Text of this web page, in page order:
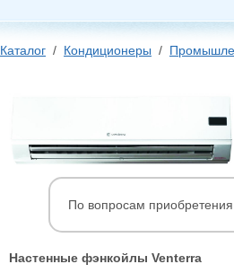
Каталог / Кондиционеры /
По вопросам
Настенные фэнкойлы Venterra